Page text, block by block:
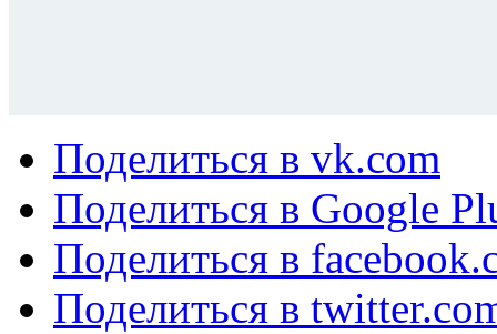
Поделиться в vk.com
Поделиться в Google
Поделиться в
Поделиться в